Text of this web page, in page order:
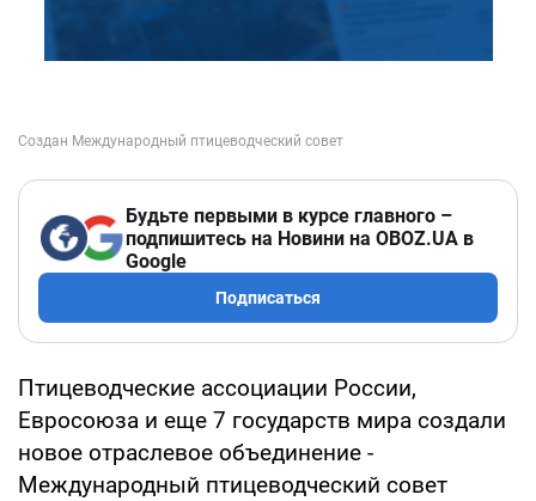
Будьте первыми в курсе главного –
подпишитесь на Новини на OBOZ.UA в
Google
Подписаться
Птицеводческие ассоциации России,
Евросоюза и еще 7 государств мира создали
новое отраслевое объединение -
Международный птицеводческий совет